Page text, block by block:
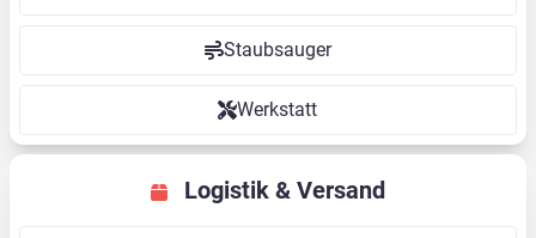
Staubsauger
Werkstatt
Logistik & Versand